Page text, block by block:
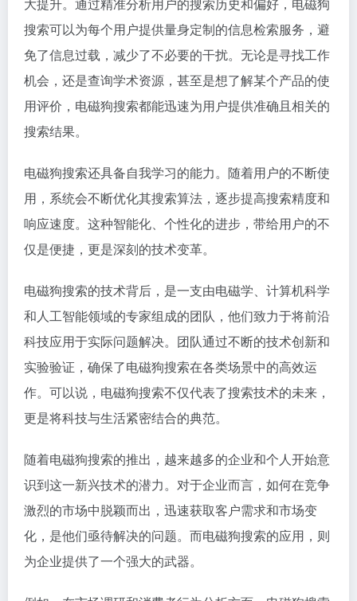
搜索可以为每个用户提供量身定制的信息检索服务，避
免了信息过载，减少了不必要的干扰。无论是寻找工作
机会，还是查询学术资源，甚至是想了解某个产品的使
用评价，电磁狗搜索都能迅速为用户提供准确且相关的
搜索结果。
电磁狗搜索还具备自我学习的能力。随着用户的不断使
用，系统会不断优化其搜索算法，逐步提高搜索精度和
响应速度。这种智能化、个性化的进步，带给用户的不
仅是便捷，更是深刻的技术变革。
电磁狗搜索的技术背后，是一支由电磁学、计算机科学
和人工智能领域的专家组成的团队，他们致力于将前沿
科技应用于实际问题解决。团队通过不断的技术创新和
实验验证，确保了电磁狗搜索在各类场景中的高效运
作。可以说，电磁狗搜索不仅代表了搜索技术的未来，
更是将科技与生活紧密结合的典范。
随着电磁狗搜索的推出，越来越多的企业和个人开始意
识到这一新兴技术的潜力。对于企业而言，如何在竞争
激烈的市场中脱颖而出，迅速获取客户需求和市场变
化，是他们亟待解决的问题。而电磁狗搜索的应用，则
为企业提供了一个强大的武器。